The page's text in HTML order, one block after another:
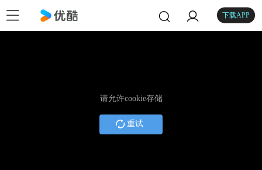
下载APP
请允许cookie存储
重试